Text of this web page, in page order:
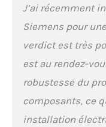
J’ai récemment
Siemens pour
verdict est très
est au rendez-
robustesse du
composants, ce
installation